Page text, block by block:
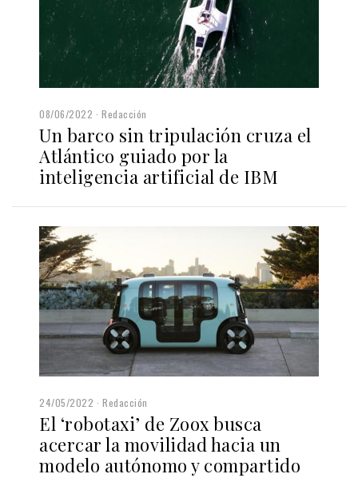
08/06/2022 Redacción
Un barco sin tripulación cruza el
Atlántico guiado por la
inteligencia artificial de IBM
24/05/2022 Redacción
El ‘robotaxi’ de Zoox busca
acercar la movilidad hacia un
modelo autónomo y compartido